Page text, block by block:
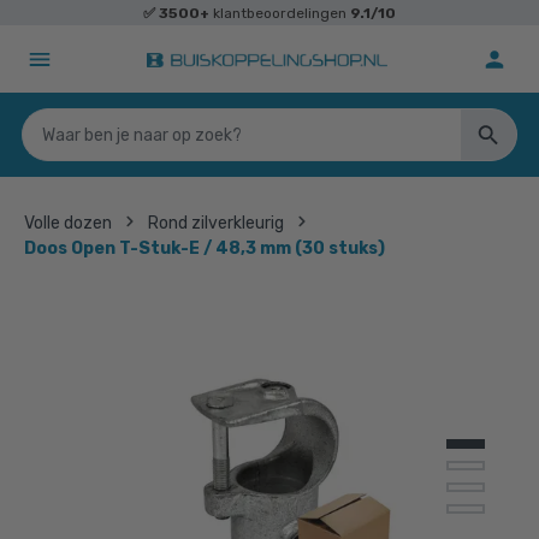
✅ 3500+ klantbeoordelingen 9.1/10
Volle dozen
Rond zilverkleurig
Doos Open T-Stuk-E / 48,3 mm (30 stuks)